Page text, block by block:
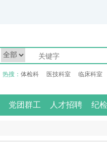
热搜： 体检科 医技科室 临床科室
党团群工 人才招聘 纪